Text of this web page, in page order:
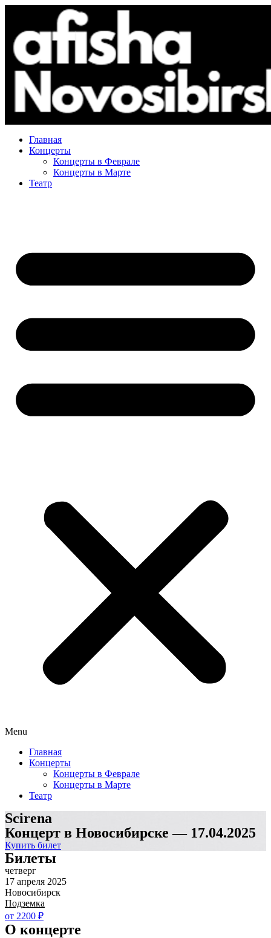
Главная
Концерты
Концерты в Феврале
Концерты в Марте
Театр
Menu
Главная
Концерты
Концерты в Феврале
Концерты в Марте
Театр
Scirena
Концерт в Новосибирске — 17.04.2025
Купить билет
Билеты
четверг
17 апреля 2025
Новосибирск
Подземка
от 2200 ₽
О концерте